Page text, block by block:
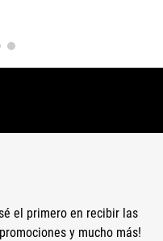
el primero en recibir las
y mucho más!